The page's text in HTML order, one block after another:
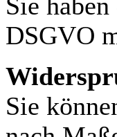
Sie
DSGVO
Sie